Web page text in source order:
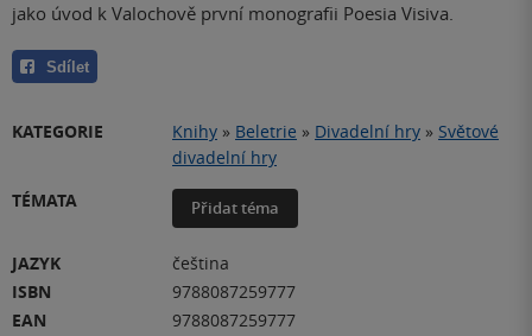
jako úvod k Valochově první monografii Poesia Visiva.
Sdílet
KATEGORIE Knihy » Beletrie » Divadelní hry » Světové
divadelní hry
TÉMATA
Přidat téma
JAZYK
čeština
ISBN
9788087259777
EAN
9788087259777